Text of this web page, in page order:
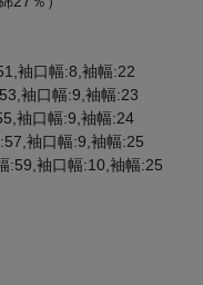
袖口幅:8,袖幅:22
袖口幅:9,袖幅:23
袖口幅:9,袖幅:24
袖口幅:9,袖幅:25
:59,袖口幅:10,袖幅:25